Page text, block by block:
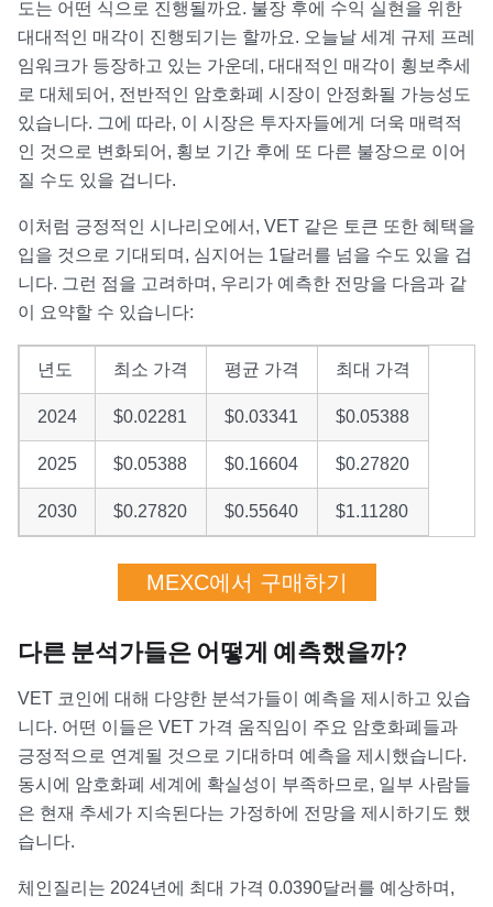
도는 어떤 식으로 진행될까요. 불장 후에 수익 실현을 위한
대대적인 매각이 진행되기는 할까요. 오늘날 세계 규제 프레
임워크가 등장하고 있는 가운데, 대대적인 매각이 횡보추세
로 대체되어, 전반적인 암호화폐 시장이 안정화될 가능성도
있습니다. 그에 따라, 이 시장은 투자자들에게 더욱 매력적
인 것으로 변화되어, 횡보 기간 후에 또 다른 불장으로 이어
질 수도 있을 겁니다.
이처럼 긍정적인 시나리오에서, VET 같은 토큰 또한 혜택을
입을 것으로 기대되며, 심지어는 1달러를 넘을 수도 있을 겁
니다. 그런 점을 고려하며, 우리가 예측한 전망을 다음과 같
이 요약할 수 있습니다:
년도 최소 가격 평균 가격 최대 가격
2024 $0.02281 $0.03341 $0.05388
2025 $0.05388 $0.16604 $0.27820
2030 $0.27820 $0.55640 $1.11280
MEXC에서 구매하기
다른 분석가들은 어떻게 예측했을까?
VET 코인에 대해 다양한 분석가들이 예측을 제시하고 있습
니다. 어떤 이들은 VET 가격 움직임이 주요 암호화폐들과
긍정적으로 연계될 것으로 기대하며 예측을 제시했습니다.
동시에 암호화폐 세계에 확실성이 부족하므로, 일부 사람들
은 현재 추세가 지속된다는 가정하에 전망을 제시하기도 했
습니다.
체인질리는 2024년에 최대 가격 0.0390달러를 예상하며,